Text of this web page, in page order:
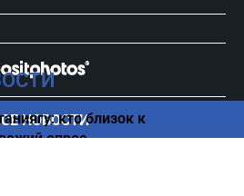
кто близок к
опрос
НОВОСТИ
права защищены